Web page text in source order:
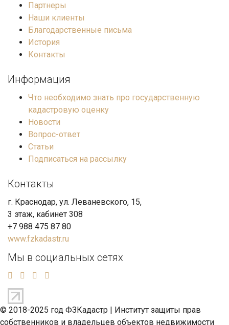
Партнеры
Наши клиенты
Благодарственные письма
История
Контакты
Информация
Что необходимо знать про государственную
кадастровую оценку
Новости
Вопрос-ответ
Статьи
Подписаться на рассылку
Контакты
г. Краснодар, ул. Леваневского, 15,
3 этаж, кабинет 308
+7 988 475 87 80
www.fzkadastr.ru
Мы в социальных сетях
© 2018-2025 год ФЗКадастр | Институт защиты прав
собственников и владельцев объектов недвижимости